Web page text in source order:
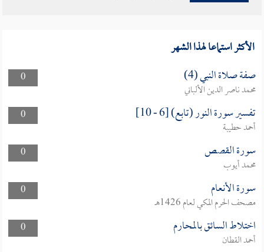
الأكثر استماعا لهذا الشهر
0 صفة صلاة النبي (4)
محمد ناصر الدين الألباني
0
تفسير سورة النور (تابع) [6 - 10]
أحمد حطيبة
0
سورة القصص
محمد أيوب
0
سورة الأنعام
مصحف الحرم المكي لعام 1426هـ
0
اختلاط السائق بالمحارم
أحمد القطان